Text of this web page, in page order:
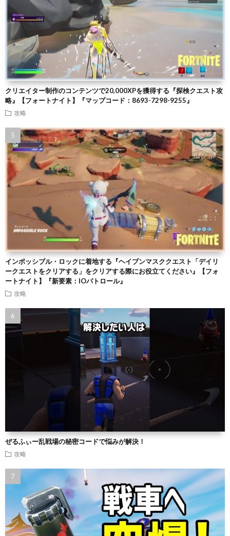
クリエイター制作のコンテンツで20,000XPを獲得する『探検クエスト攻
略』【フォートナイト】『マップコード：8693-7298-9255』
攻略
インポッシブル・ロックに着地する『ヘイブンマスククエスト「デイリ
ークエストをクリアする」をクリアする際にお役立てください』【フォ
ートナイト】『新要素：IOパトロール』
攻略
ぜるふぃー乱戦場の秘密コードで悩みが解決！
攻略